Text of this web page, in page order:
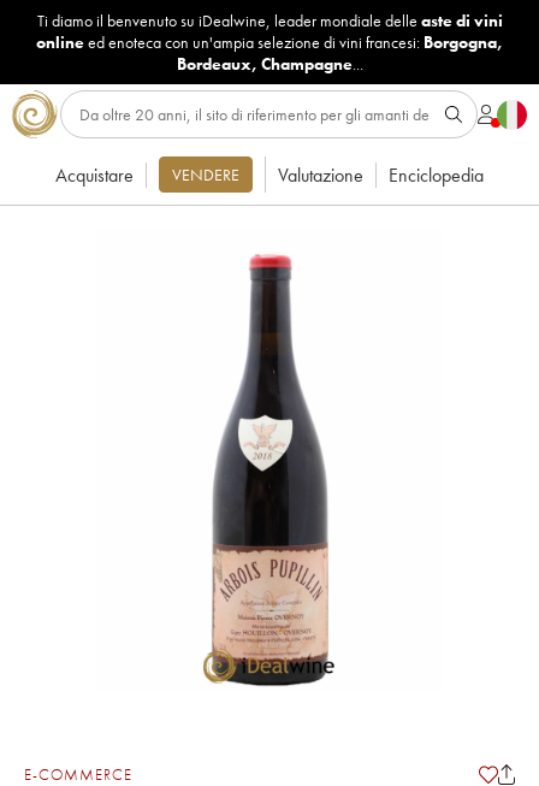
Ti diamo il benvenuto su iDealwine, leader mondiale delle aste di vini
onlineed enoteca con un'ampia selezione di vini francesi: Borgogna,
Bordeaux, Champagne...
Acquistare VENDERE Valutazione Enciclopedia
E-COMMERCE